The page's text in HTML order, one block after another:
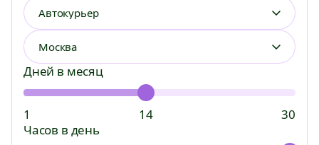
Автокурьер
Москва
Дней в месяц
1 14
30
Часов в день
Курьерам
Без опыта
Студентам
Пеший курьер
Велокурьер
Автокурьер